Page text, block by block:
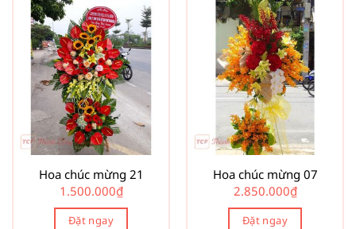
Hoa chúc mừng 21
1.500.000₫
Đặt ngay
Hoa chúc mừng 07
2.850.000₫
Đặt ngay